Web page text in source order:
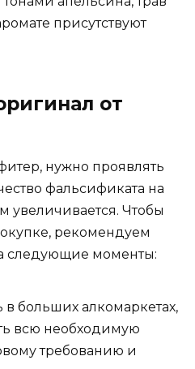
присутствуют
от
нужно проявлять
фальсификата на
Чтобы
рекомендуем
следующие моменты:
в больших алкомаркетах,
всю необходимую
требованию и